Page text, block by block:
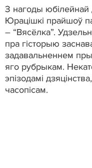
З нагоды юбілейнай
Юрацішкі прайшоў
– “Вясёлка”.
пра гісторыю
задавальненнем
яго рубрыкам.
эпізодамі
часопісам.